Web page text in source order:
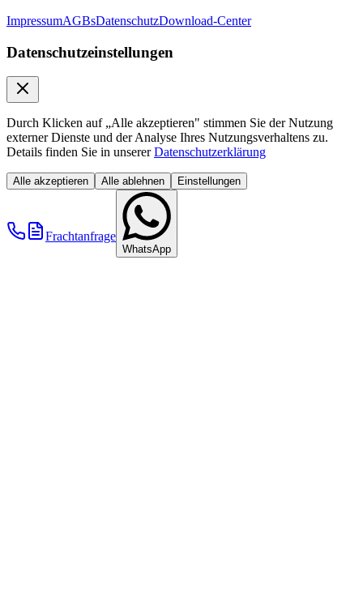
ImpressumAGBsDatenschutzDownload-Center
Datenschutzeinstellungen
Durch Klicken auf „Alle akzeptieren" stimmen Sie der Nutzung
externer Dienste und der Analyse Ihres Nutzungsverhaltens zu.
Details finden Sie in unserer Datenschutzerklärung
Alle akzeptieren Alle ablehnen Einstellungen
Frachtanfrage
WhatsApp